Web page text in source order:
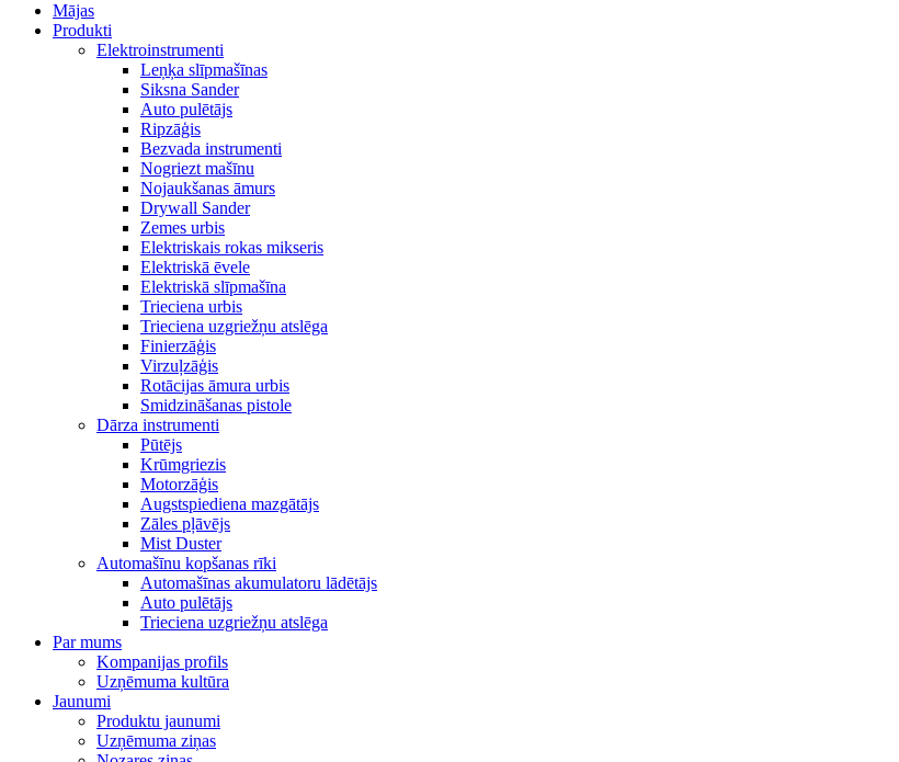
Mājas
Produkti
Elektroinstrumenti
Leņķa slīpmašīnas
Siksna Sander
Auto pulētājs
Ripzāģis
Bezvada instrumenti
Nogriezt mašīnu
Nojaukšanas āmurs
Drywall Sander
Zemes urbis
Elektriskais rokas mikseris
Elektriskā ēvele
Elektriskā slīpmašīna
Trieciena urbis
Trieciena uzgriežņu atslēga
Finierzāģis
Virzuļzāģis
Rotācijas āmura urbis
Smidzināšanas pistole
Dārza instrumenti
Pūtējs
Krūmgriezis
Motorzāģis
Augstspiediena mazgātājs
Zāles pļāvējs
Mist Duster
Automašīnu kopšanas rīki
Automašīnas akumulatoru lādētājs
Auto pulētājs
Trieciena uzgriežņu atslēga
Par mums
Kompanijas profils
Uzņēmuma kultūra
Jaunumi
Produktu jaunumi
Uzņēmuma ziņas